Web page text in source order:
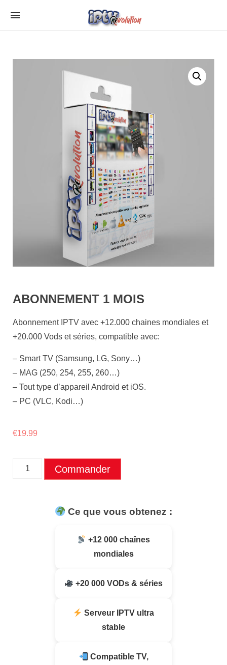
ABONNEMENT 1 MOIS
Abonnement IPTV avec +12.000 chaines mondiales et
+20.000 Vods et séries, compatible avec:
– Smart TV (Samsung, LG, Sony…)
– MAG (250, 254, 255, 260…)
– Tout type d’appareil Android et iOS.
– PC (VLC, Kodi…)
€19.99
Commander
Ce que vous obtenez :
+12 000 chaînes
mondiales
+20 000 VODs & séries
Serveur IPTV ultra
stable
Compatible TV,